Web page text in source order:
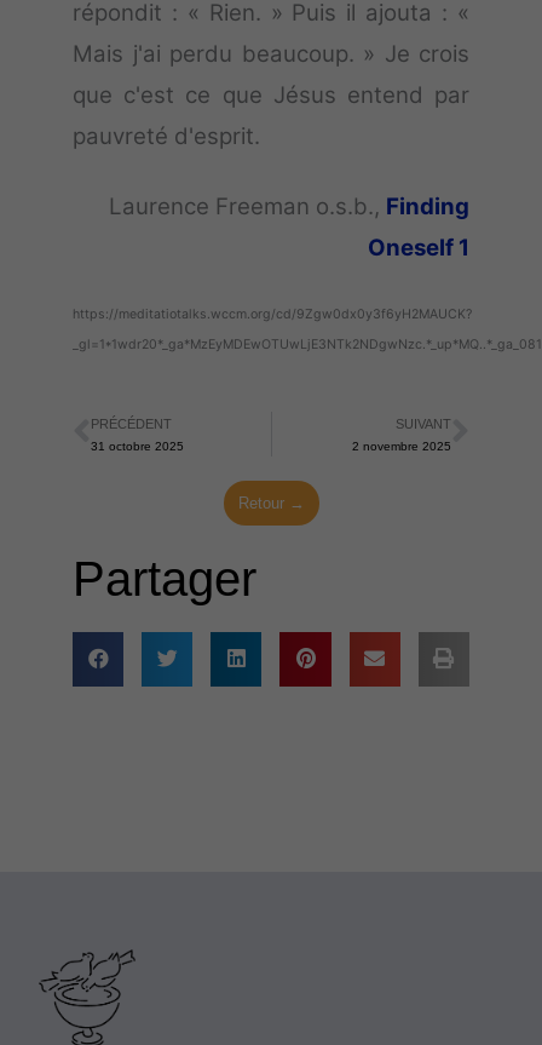
répondit : « Rien. » Puis il ajouta : «
Mais j'ai perdu beaucoup. » Je crois
que c'est ce que Jésus entend par
pauvreté d'esprit.
Laurence Freeman o.s.b., Finding
Oneself 1
https://meditatiotalks.wccm.org/cd/9Zgw0dx0y3f6yH2MAUCK?
Précédent
PRÉCÉDENT
31 octobre 2025
SUIVANT
2 novembre 2025
Retour →
Partager